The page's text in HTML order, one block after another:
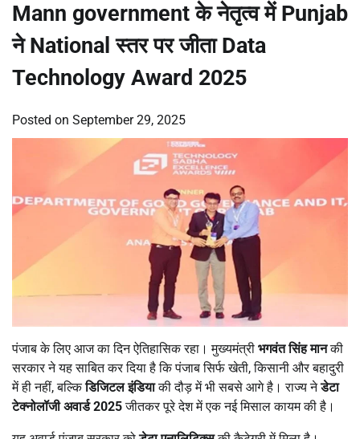
Mann government के नेतृत्व में Punjab
ने National स्तर पर जीता Data
Technology Award 2025
Posted on September 29, 2025
पंजाब के लिए आज का दिन ऐतिहासिक रहा। मुख्यमंत्री भगवंत सिंह मानकी
सरकार ने यह साबित कर दिया है कि पंजाब सिर्फ खेती, किसानी और बहादुरी
में ही नहीं, बल्किडिजिटल इंडियाकी दौड़ में भी सबसे आगे है। राज्य नेडेटा
टेक्नोलॉजी अवार्ड2025जीतकर पूरे देश में एक नई मिसाल कायम की है।